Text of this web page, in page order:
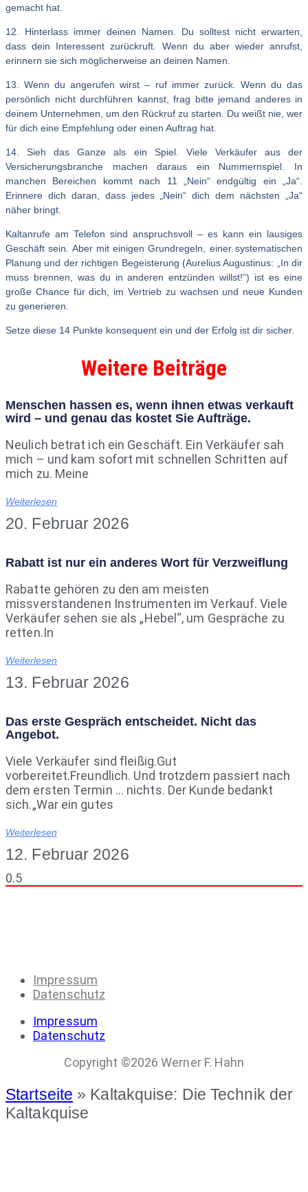
gemacht hat.
12. Hinterlass immer deinen Namen. Du solltest nicht erwarten,
dass dein Interessent zurückruft. Wenn du aber wieder anrufst,
erinnern sie sich möglicherweise an deinen Namen.
13. Wenn du angerufen wirst – ruf immer zurück. Wenn du das
persönlich nicht durchführen kannst, frag bitte jemand anderes in
deinem Unternehmen, um den Rückruf zu starten. Du weißt nie, wer
für dich eine Empfehlung oder einen Auftrag hat.
14. Sieh das Ganze als ein Spiel. Viele Verkäufer aus der
Versicherungsbranche machen daraus ein Nummernspiel. In
manchen Bereichen kommt nach 11 „Nein“ endgültig ein „Ja“.
Erinnere dich daran, dass jedes „Nein“ dich dem nächsten „Ja“
näher bringt.
Kaltanrufe am Telefon sind anspruchsvoll – es kann ein lausiges
Geschäft sein. Aber mit einigen Grundregeln, einer systematischen
Planung und der richtigen Begeisterung (Aurelius Augustinus: „In dir
muss brennen, was du in anderen entzünden willst!“) ist es eine
große Chance für dich, im Vertrieb zu wachsen und neue Kunden
zu generieren.
Setze diese 14 Punkte konsequent ein und der Erfolg ist dir sicher.
Weitere Beiträge
Menschen hassen es, wenn ihnen etwas verkauft
wird – und genau das kostet Sie Aufträge.
Neulich betrat ich ein Geschäft. Ein Verkäufer sah
mich – und kam sofort mit schnellen Schritten auf
mich zu. Meine
Weiterlesen
20. Februar 2026
Rabatt ist nur ein anderes Wort für Verzweiflung
Rabatte gehören zu den am meisten
missverstandenen Instrumenten im Verkauf. Viele
Verkäufer sehen sie als „Hebel“, um Gespräche zu
retten.In
Weiterlesen
13. Februar 2026
Das erste Gespräch entscheidet. Nicht das
Angebot.
Viele Verkäufer sind fleißig.Gut
vorbereitet.Freundlich. Und trotzdem passiert nach
dem ersten Termin … nichts. Der Kunde bedankt
sich.„War ein gutes
Weiterlesen
12. Februar 2026
Impressum
Datenschutz
Impressum
Datenschutz
Copyright ©2026 Werner F. Hahn
Startseite » Kaltakquise: Die Technik der
Kaltakquise